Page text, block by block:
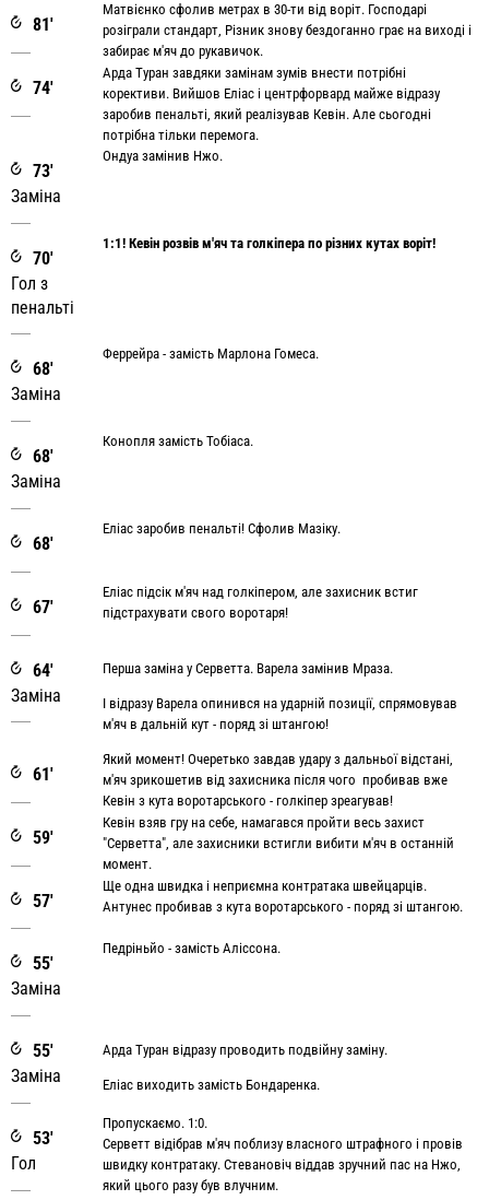
81'
Матвієнко сфолив метрах в 30-ти від воріт. Господарі
розіграли стандарт, Різник знову бездоганно грає на виході і
забирає м'яч до рукавичок.
74'
Арда Туран завдяки замінам зумів внести потрібні
корективи. Вийшов Еліас і центрфорвард майже відразу
заробив пенальті, який реалізував Кевін. Але сьогодні
потрібна тільки перемога.
73'
Заміна
Ондуа замінив Нжо.
70'
Гол з
пенальті
1:1! Кевін розвів м'яч та голкіпера по різних кутах воріт!
68'
Заміна
Феррейра - замість Марлона Гомеса.
68'
Заміна
Конопля замість Тобіаса.
68'
Еліас заробив пенальті! Сфолив Мазіку.
67'
Еліас підсік м'яч над голкіпером, але захисник встиг
підстрахувати свого воротаря!
64'
Заміна
Перша заміна у Серветта. Варела замінив Мраза.
І відразу Варела опинився на ударній позиції, спрямовував
м'яч в дальній кут - поряд зі штангою!
61'
Який момент! Очеретько завдав удару з дальньої відстані,
м'яч зрикошетив від захисника після чого пробивав вже
Кевін з кута воротарського - голкіпер зреагував!
59'
Кевін взяв гру на себе, намагався пройти весь захист
"Серветта", але захисники встигли вибити м'яч в останній
момент.
57'
Ще одна швидка і неприємна контратака швейцарців.
Антунес пробивав з кута воротарського - поряд зі штангою.
55'
Заміна
Педріньйо - замість Аліссона.
55'
Заміна
Арда Туран відразу проводить подвійну заміну.
Еліас виходить замість Бондаренка.
53'
Гол
Пропускаємо. 1:0.
Серветт відібрав м'яч поблизу власного штрафного і провів
швидку контратаку. Стевановіч віддав зручний пас на Нжо,
який цього разу був влучним.